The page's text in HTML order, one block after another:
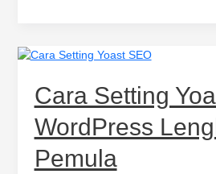
Cara Setting
WordPress
Pemula
Cara
Yoast
SEO
WordPress
Lengkap
untuk
Pemula